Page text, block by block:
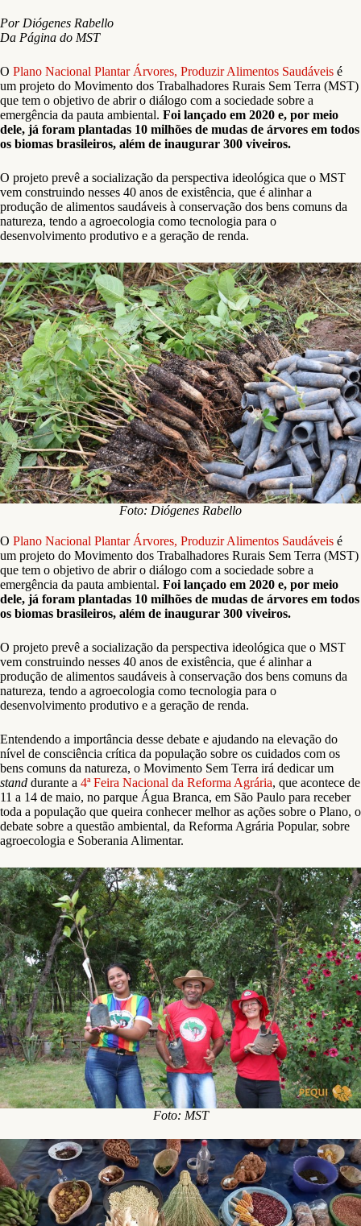
Por Diógenes Rabello
Da Página do MST
O Plano Nacional Plantar Árvores, Produzir Alimentos Saudáveis é
um projeto do Movimento dos Trabalhadores Rurais Sem Terra (MST)
que tem o objetivo de abrir o diálogo com a sociedade sobre a
emergência da pauta ambiental. Foi lançado em 2020 e, por meio
dele, já foram plantadas 10 milhões de mudas de árvores em todos
os biomas brasileiros, além de inaugurar 300 viveiros.
O projeto prevê a socialização da perspectiva ideológica que o MST
vem construindo nesses 40 anos de existência, que é alinhar a
produção de alimentos saudáveis à conservação dos bens comuns da
natureza, tendo a agroecologia como tecnologia para o
desenvolvimento produtivo e a geração de renda.
Foto: Diógenes Rabello
O Plano Nacional Plantar Árvores, Produzir Alimentos Saudáveis é
um projeto do Movimento dos Trabalhadores Rurais Sem Terra (MST)
que tem o objetivo de abrir o diálogo com a sociedade sobre a
emergência da pauta ambiental. Foi lançado em 2020 e, por meio
dele, já foram plantadas 10 milhões de mudas de árvores em todos
os biomas brasileiros, além de inaugurar 300 viveiros.
O projeto prevê a socialização da perspectiva ideológica que o MST
vem construindo nesses 40 anos de existência, que é alinhar a
produção de alimentos saudáveis à conservação dos bens comuns da
natureza, tendo a agroecologia como tecnologia para o
desenvolvimento produtivo e a geração de renda.
Entendendo a importância desse debate e ajudando na elevação do
nível de consciência crítica da população sobre os cuidados com os
bens comuns da natureza, o Movimento Sem Terra irá dedicar um
stand durante a 4ª Feira Nacional da Reforma Agrária, que acontece de
11 a 14 de maio, no parque Água Branca, em São Paulo para receber
toda a população que queira conhecer melhor as ações sobre o Plano, o
debate sobre a questão ambiental, da Reforma Agrária Popular, sobre
agroecologia e Soberania Alimentar.
Foto: MST